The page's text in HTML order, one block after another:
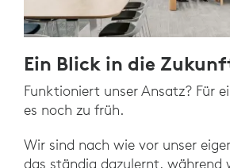
Ein Blick in die
Funktioniert unser Ansatz? Für
es noch zu früh.
Wir sind nach wie vor unser
das ständig dazulernt, während